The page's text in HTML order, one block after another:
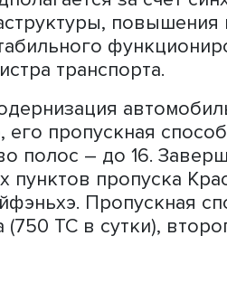
что за
более чем на
средств
превысил 790
проходящий
за
стабильного